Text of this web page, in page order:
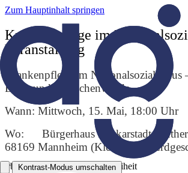
Arbeitsgemeinschaft Barrierefreiheit
Kontrast-Modus umschalten
Zum Hauptinhalt springen
Krankenpflege im
Veranstaltung
Krankenpflege im Nationalsozialismus
Ethik und Menschenwürde
Wann: Mittwoch, 15. Mai, 18:00 Uhr
Wo: Bürgerhaus Neckarstadt,
68169 Mannheim (Kleiner Saal